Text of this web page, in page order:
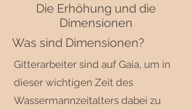
Die Erhöhung und die
Dimensionen
Was sind Dimensionen?
Gitterarbeiter sind auf Gaia, um in
dieser wichtigen Zeit des
Wassermannzeitalters dabei zu